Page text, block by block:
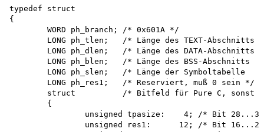
typedef struct
{